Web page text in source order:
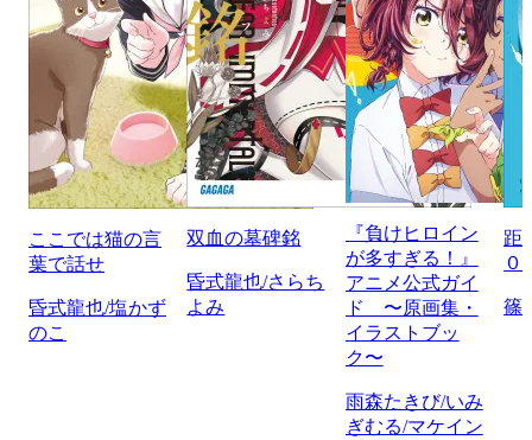
ここでは猫の言
葉で話せ
昏式龍也/塩かず
のこ
双血の墓碑銘
昏式龍也/さらち
よみ
『負けヒロイン
が多すぎる！』
アニメ公式ガイ
ド 〜原画集・
イラストブッ
ク〜
雨森たきび/いみ
ぎむる/マケイン
距
０
篠